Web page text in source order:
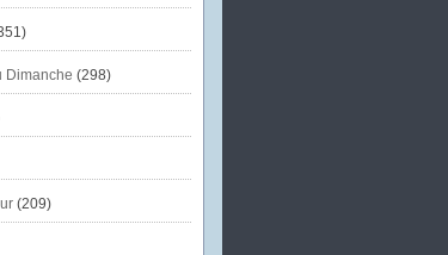
Dimanche (298)
(209)